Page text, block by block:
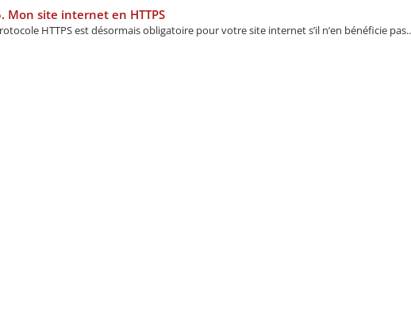
Mon site internet en HTTPS
HTTPS est désormais obligatoire pour votre site internet s’il n’en bénéficie